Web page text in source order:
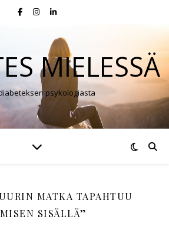
MIELESSÄ
psykologiasta
MATKA TAPAHTUU
SISÄLLÄ”